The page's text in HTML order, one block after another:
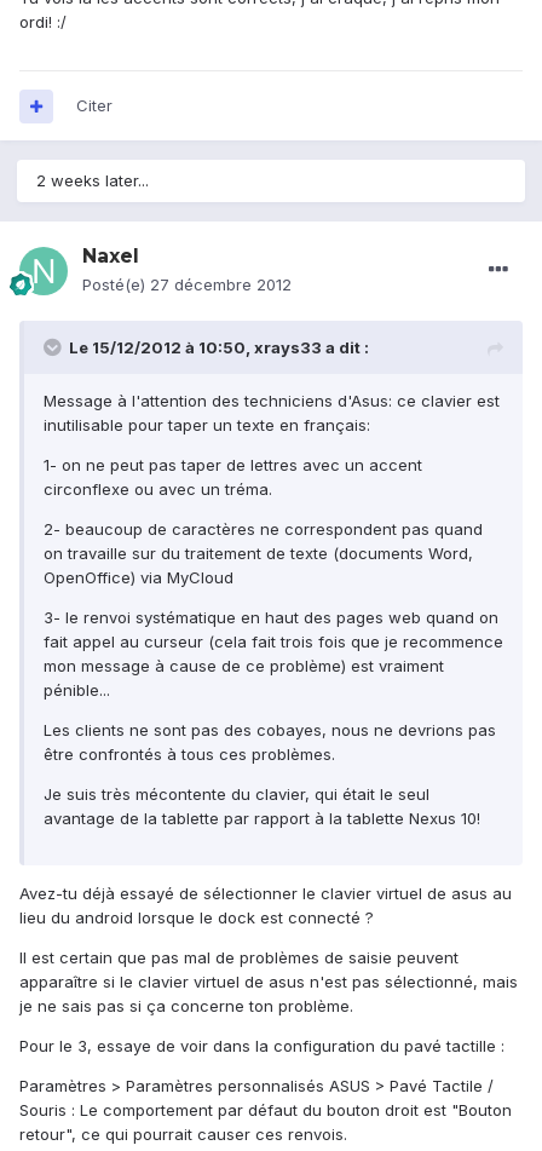
ordi! :/
Citer
2 weeks later...
Naxel
Posté(e) 27 décembre 2012
Le 15/12/2012 à 10:50, xrays33 a dit :
Message à l'attention des techniciens d'Asus: ce clavier est
inutilisable pour taper un texte en français:
1- on ne peut pas taper de lettres avec un accent
circonflexe ou avec un tréma.
2- beaucoup de caractères ne correspondent pas quand
on travaille sur du traitement de texte (documents Word,
OpenOffice) via MyCloud
3- le renvoi systématique en haut des pages web quand on
fait appel au curseur (cela fait trois fois que je recommence
mon message à cause de ce problème) est vraiment
pénible...
Les clients ne sont pas des cobayes, nous ne devrions pas
être confrontés à tous ces problèmes.
Je suis très mécontente du clavier, qui était le seul
avantage de la tablette par rapport à la tablette Nexus 10!
Avez-tu déjà essayé de sélectionner le clavier virtuel de asus au
lieu du android lorsque le dock est connecté ?
Il est certain que pas mal de problèmes de saisie peuvent
apparaître si le clavier virtuel de asus n'est pas sélectionné, mais
je ne sais pas si ça concerne ton problème.
Pour le 3, essaye de voir dans la configuration du pavé tactille :
Paramètres > Paramètres personnalisés ASUS > Pavé Tactile /
Souris : Le comportement par défaut du bouton droit est "Bouton
retour", ce qui pourrait causer ces renvois.